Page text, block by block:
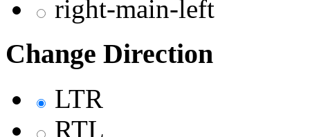
right-main-left
Change Direction
LTR
RTL